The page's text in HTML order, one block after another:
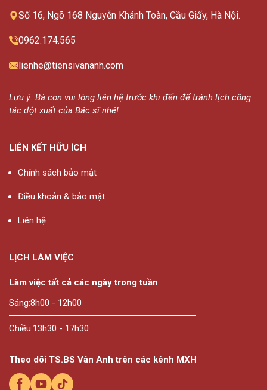
Số 16, Ngõ 168 Nguyễn Khánh Toàn, Cầu Giấy, Hà Nội.
0962.174.565
lienhe@tiensivananh.com
Lưu ý: Bà con vui lòng liên hệ trước khi đến để tránh lịch công
tác đột xuất của Bác sĩ nhé!
LIÊN KẾT HỮU ÍCH
Chính sách bảo mật
Điều khoản & bảo mật
Liên hệ
LỊCH LÀM VIỆC
Làm việc tất cả các ngày trong tuần
Sáng:8h00 - 12h00
Chiều:13h30 - 17h30
Theo dõi TS.BS Vân Anh trên các kênh MXH